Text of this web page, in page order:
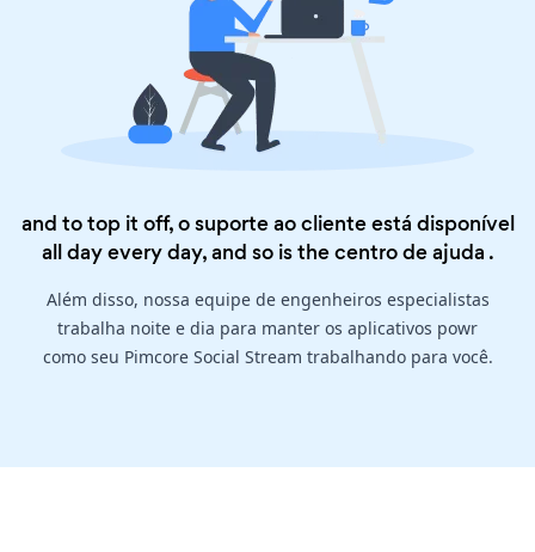
and to top it off, o suporte ao cliente está disponível
all day every day, and so is thecentro de ajuda .
Além disso, nossa equipe de engenheiros especialistas
trabalha noite e dia para manter os aplicativos powr
como seu Pimcore Social Stream trabalhando para você.